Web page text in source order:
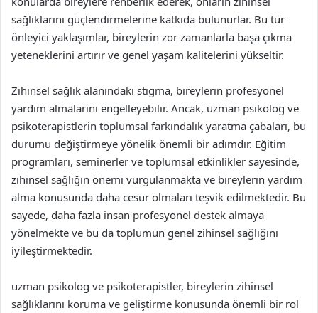
sağlıklarını güçlendirmelerine katkıda bulunurlar. Bu tür
önleyici yaklaşımlar, bireylerin zor zamanlarla başa çıkma
yeteneklerini artırır ve genel yaşam kalitelerini yükseltir.
Zihinsel sağlık alanındaki stigma, bireylerin profesyonel
yardım almalarını engelleyebilir. Ancak, uzman psikolog ve
psikoterapistlerin toplumsal farkındalık yaratma çabaları, bu
durumu değiştirmeye yönelik önemli bir adımdır. Eğitim
programları, seminerler ve toplumsal etkinlikler sayesinde,
zihinsel sağlığın önemi vurgulanmakta ve bireylerin yardım
alma konusunda daha cesur olmaları teşvik edilmektedir. Bu
sayede, daha fazla insan profesyonel destek almaya
yönelmekte ve bu da toplumun genel zihinsel sağlığını
iyileştirmektedir.
uzman psikolog ve psikoterapistler, bireylerin zihinsel
sağlıklarını koruma ve geliştirme konusunda önemli bir rol